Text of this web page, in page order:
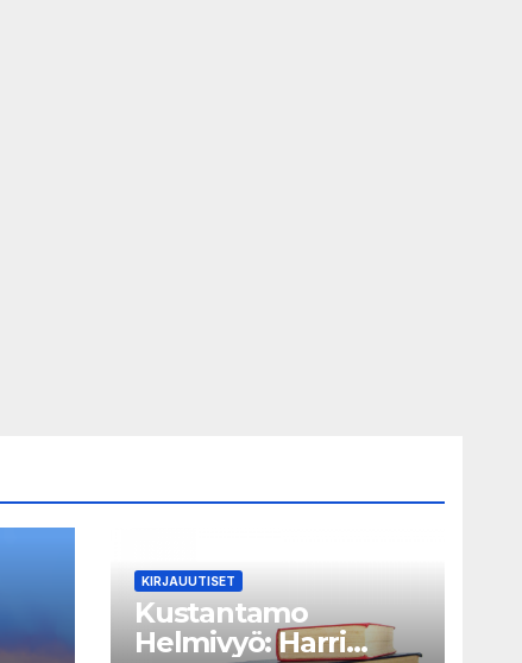
KIRJAUUTISET
Kustantamo
Helmivyö: Harri